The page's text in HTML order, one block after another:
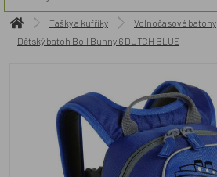
Tašky a kufříky
Volnočasové batohy
Dětský batoh Boll Bunny 6 DUTCH BLUE